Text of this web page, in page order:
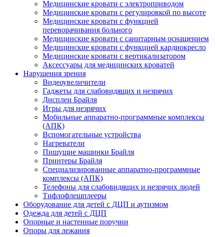
Медицинские кровати с электроприводом
Медицинские кровати с регулировкой по высоте
Медицинские кровати с функцией
переворачивания больного
Медицинские кровати с санитарным оснащением
Медицинские кровати с функцией кардиокресло
Медицинские кровати с вертикализатором
Аксессуары для медицинских кроватей
Нарушения зрения
Видеоувеличители
Гаджеты для слабовидящих и незрячих
Дисплеи Брайля
Игры для незрячих
Мобильные аппаратно-программные комплексы
(АПК)
Вспомогательные устройства
Нагреватели
Пишущие машинки Брайля
Принтеры Брайля
Специализированные аппаратно-программные
комплексы (АПК)
Телефоны для слабовидящих и незрячих людей
Тифлофлешплееры
Оборудование для детей с ДЦП и аутизмом
Одежда для детей с ДЦП
Опорные и настенные поручни
Опоры для лежания